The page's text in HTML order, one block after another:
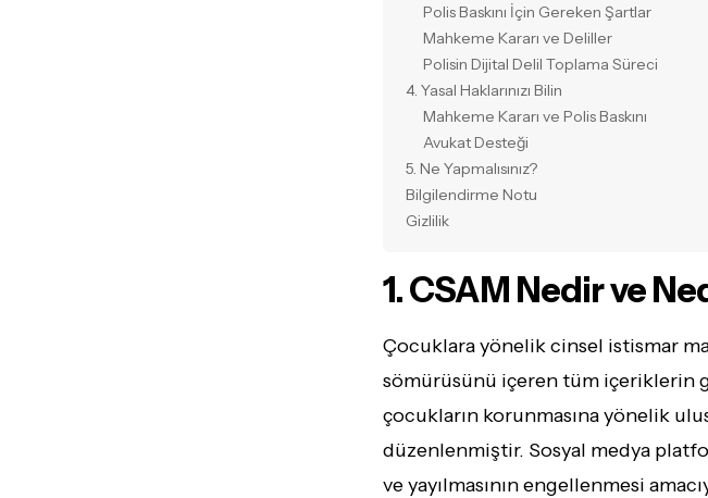
Polis Baskını İçin Gereken Şartlar
Mahkeme Kararı ve Deliller
Polisin Dijital Delil Toplama Süreci
4. Yasal Haklarınızı Bilin
Mahkeme Kararı ve Polis Baskını
Avukat Desteği
5. Ne Yapmalısınız?
Bilgilendirme Notu
Gizlilik
1. CSAM Nedir ve
Çocuklara yönelik cinsel istismar
sömürüsünü içeren tüm içeriklerin
çocukların korunmasına yönelik
düzenlenmiştir. Sosyal medya
ve yayılmasının engellenmesi